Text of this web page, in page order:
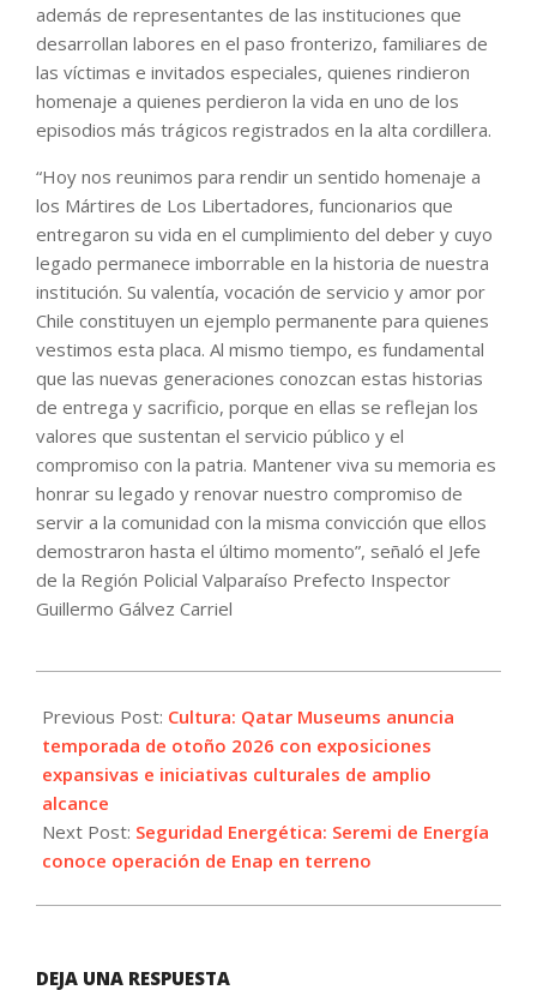
además de representantes de las instituciones que
desarrollan labores en el paso fronterizo, familiares de
las víctimas e invitados especiales, quienes rindieron
homenaje a quienes perdieron la vida en uno de los
episodios más trágicos registrados en la alta cordillera.
“Hoy nos reunimos para rendir un sentido homenaje a
los Mártires de Los Libertadores, funcionarios que
entregaron su vida en el cumplimiento del deber y cuyo
legado permanece imborrable en la historia de nuestra
institución. Su valentía, vocación de servicio y amor por
Chile constituyen un ejemplo permanente para quienes
vestimos esta placa. Al mismo tiempo, es fundamental
que las nuevas generaciones conozcan estas historias
de entrega y sacrificio, porque en ellas se reflejan los
valores que sustentan el servicio público y el
compromiso con la patria. Mantener viva su memoria es
honrar su legado y renovar nuestro compromiso de
servir a la comunidad con la misma convicción que ellos
demostraron hasta el último momento”, señaló el Jefe
de la Región Policial Valparaíso Prefecto Inspector
Guillermo Gálvez Carriel
07-
04
Previous Post: Cultura: Qatar Museums anuncia
temporada de otoño 2026 con exposiciones
expansivas e iniciativas culturales de amplio
alcance
Next Post: Seguridad Energética: Seremi de Energía
conoce operación de Enap en terreno
DEJA UNA RESPUESTA